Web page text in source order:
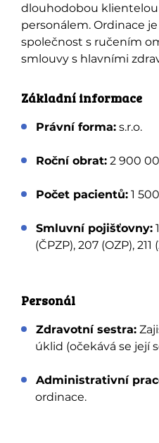
dlouhodobou
personálem. Ordinace
společnost s ručením
smlouvy s hlavními
Základní informace
Právní forma: s.r.o.
Roční obrat: 2 900
Počet pacientů: 1
Smluvní pojišťovny:
(ČPZP), 207 (OZP), 211
Personál
Zdravotní sestra:
úklid (očekává se její
Administrativní
ordinace.